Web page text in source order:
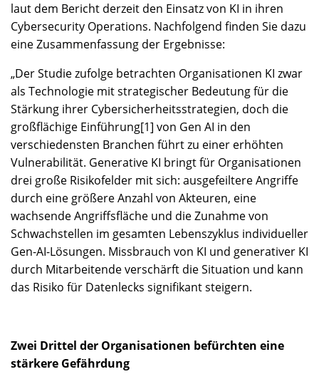
laut dem Bericht derzeit den Einsatz von KI in ihren
Cybersecurity Operations. Nachfolgend finden Sie dazu
eine Zusammenfassung der Ergebnisse:
„Der Studie zufolge betrachten Organisationen KI zwar
als Technologie mit strategischer Bedeutung für die
Stärkung ihrer Cybersicherheitsstrategien, doch die
großflächige Einführung[1] von Gen AI in den
verschiedensten Branchen führt zu einer erhöhten
Vulnerabilität. Generative KI bringt für Organisationen
drei große Risikofelder mit sich: ausgefeiltere Angriffe
durch eine größere Anzahl von Akteuren, eine
wachsende Angriffsfläche und die Zunahme von
Schwachstellen im gesamten Lebenszyklus individueller
Gen-AI-Lösungen. Missbrauch von KI und generativer KI
durch Mitarbeitende verschärft die Situation und kann
das Risiko für Datenlecks signifikant steigern.
Zwei Drittel der Organisationen befürchten eine
stärkere Gefährdung